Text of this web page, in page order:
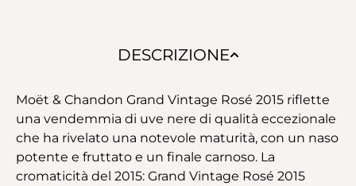
DESCRIZIONE
Moët & Chandon Grand Vintage Rosé 2015 riflette
una vendemmia di uve nere di qualità eccezionale
che ha rivelato una notevole maturità, con un naso
potente e fruttato e un finale carnoso. La
cromaticità del 2015: Grand Vintage Rosé 2015